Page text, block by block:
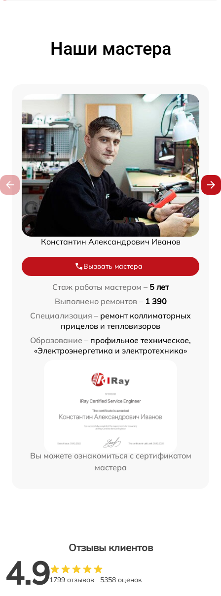
Наши мастера
Константин Александрович Иванов
Вызвать мастера
Стаж работы мастером – 5 лет
Выполнено ремонтов – 1 390
Специализация – ремонт коллиматорных
прицелов и тепловизоров
Образование – профильное техническое,
«Электроэнергетика и электротехника»
Вы можете ознакомиться с сертификатом
мастера
Отзывы клиентов
4.91799 отзывов 5358 оценок